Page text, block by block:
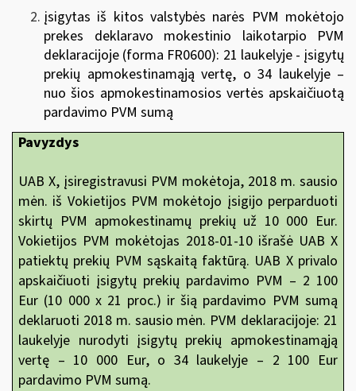
įsigytas iš kitos valstybės narės PVM mokėtojo
prekes deklaravo mokestinio laikotarpio PVM
deklaracijoje (forma FR0600): 21 laukelyje - įsigytų
prekių apmokestinamąją vertę, o 34 laukelyje –
nuo šios apmokestinamosios vertės apskaičiuotą
pardavimo PVM sumą
Pavyzdys
UAB X, įsiregistravusi PVM mokėtoja, 2018 m. sausio
mėn. iš Vokietijos PVM mokėtojo įsigijo perparduoti
skirtų PVM apmokestinamų prekių už 10 000 Eur.
Vokietijos PVM mokėtojas 2018-01-10 išrašė UAB X
patiektų prekių PVM sąskaitą faktūrą. UAB X privalo
apskaičiuoti įsigytų prekių pardavimo PVM – 2 100
Eur (10 000 x 21 proc.) ir šią pardavimo PVM sumą
deklaruoti 2018 m. sausio mėn. PVM deklaracijoje: 21
laukelyje nurodyti įsigytų prekių apmokestinamąją
vertę – 10 000 Eur, o 34 laukelyje – 2 100 Eur
pardavimo PVM sumą.